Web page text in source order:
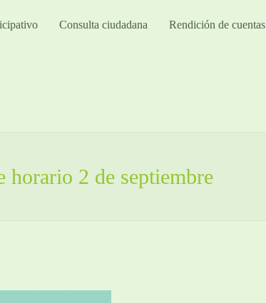
Consulta ciudadana Rendición de cuentas
2 de septiembre